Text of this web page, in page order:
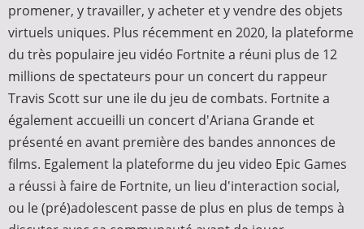
promener, y travailler, y acheter et y vendre des objets
virtuels uniques. Plus récemment en 2020, la plateforme
du très populaire jeu vidéo Fortnite a réuni plus de 12
millions de spectateurs pour un concert du rappeur
Travis Scott sur une ile du jeu de combats. Fortnite a
également accueilli un concert d'Ariana Grande et
présenté en avant première des bandes annonces de
films. Egalement la plateforme du jeu video Epic Games
a réussi à faire de Fortnite, un lieu d'interaction social,
ou le (pré)adolescent passe de plus en plus de temps à